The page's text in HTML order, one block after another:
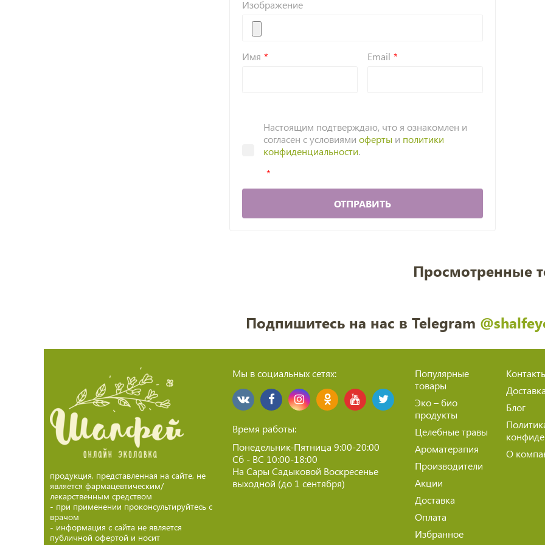
Изображение
Имя Email
Настоящим подтверждаю, что я ознакомлен и
согласен с условиями оферты и политики
конфиденциальности.
ОТПРАВИТЬ
Просмотренные
Подпишитесь на нас в Telegram
продукция, представленная на сайте, не
является фармацевтическим/
лекарственным средством
- при применении проконсультируйтесь с
врачом
- информация с сайта не является
публичной офертой и носит
Мы в социальных сетях:
Время работы:
Понедельник-Пятница 9:00-20:00
Сб - ВС 10:00-18:00
На Сары Садыковой Воскресенье
выходной (до 1 сентября)
Популярные
товары
Эко – био
продукты
Целебные травы
Ароматерапия
Производители
Акции
Доставка
Оплата
Избранное
Доставка
Блог
О